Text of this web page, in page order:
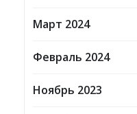
Март 2024
Февраль 2024
Ноябрь 2023